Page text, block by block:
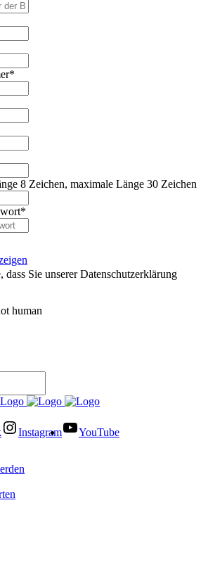
*
8 Zeichen, maximale Länge 30 Zeichen
*
dass Sie unserer Datenschutzerklärung
human
Instagram
YouTube